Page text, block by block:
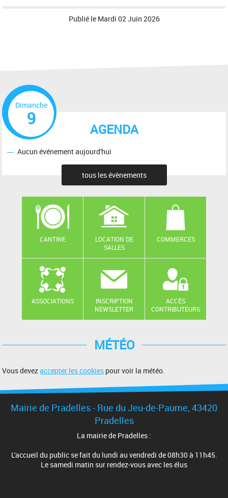
Publié le Mardi 02 Juin 2026
AGENDA
Dimanche
9
Aucun événement aujourd'hui
tous les évènements
CANTINE
LOCATION DE
SALLES
COMMERCES
ASSOCIATIONS
INSCRIPTION
NEWSLETTER
ACCÈS
CONTRIBUTEURS
MÉTÉO
Vous devezaccepter les cookies pour voir la météo.
Mairie de Pradelles - Rue du Jeu-de-Paume, 43420
Pradelles
La mairie de Pradelles :
L'accueil du public se fait du lundi au vendredi de 08h30 à 11h45.
Le samedi matin sur rendez-vous avec les élus